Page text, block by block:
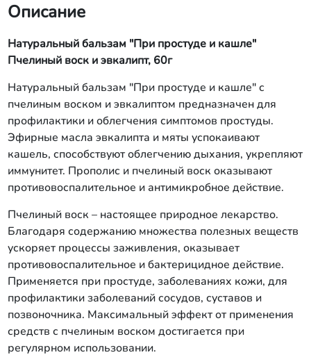
Описание
Натуральный бальзам "При простуде и кашле"
Пчелиный воск и эвкалипт, 60г
Натуральный бальзам "При простуде и кашле" с
пчелиным воском и эвкалиптом предназначен для
профилактики и облегчения симптомов простуды.
Эфирные масла эвкалипта и мяты успокаивают
кашель, способствуют облегчению дыхания, укрепляют
иммунитет. Прополис и пчелиный воск оказывают
противовоспалительное и антимикробное действие.
Пчелиный воск – настоящее природное лекарство.
Благодаря содержанию множества полезных веществ
ускоряет процессы заживления, оказывает
противовоспалительное и бактерицидное действие.
Применяется при простуде, заболеваниях кожи, для
профилактики заболеваний сосудов, суставов и
позвоночника. Максимальный эффект от применения
средств с пчелиным воском достигается при
регулярном использовании.